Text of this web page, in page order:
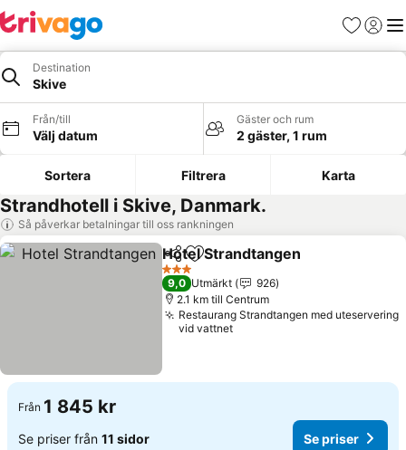
Favoriter
Logga
Destination
Skive
Från/till
Välj datum
Gäster och rum
2 gäster, 1 rum
Sortera Filtrera Karta
Strandhotell i Skive, Danmark.
Så påverkar betalningar till oss rankningen
Dela Lägg till i Mina Favoriter
Hotel Strandtangen
3 Stjärnor
9,0 Utmärkt
926
2.1 km till Centrum
Restaurang Strandtangen med uteservering
vid vattnet
Från 1 845 kr
Se priser från 11 sidor Se priser